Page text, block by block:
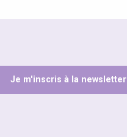
Je m'inscris à la newsletter